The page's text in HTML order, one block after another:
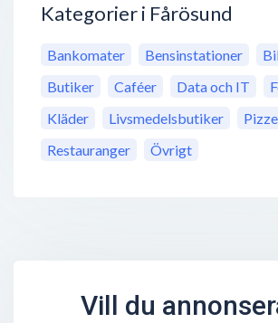
Kategorier i Fårösund
Bankomater Bensinstationer
Butiker
Caféer Data och IT
Kläder
Livsmedelsbutiker
Restauranger
Övrigt
Vill du